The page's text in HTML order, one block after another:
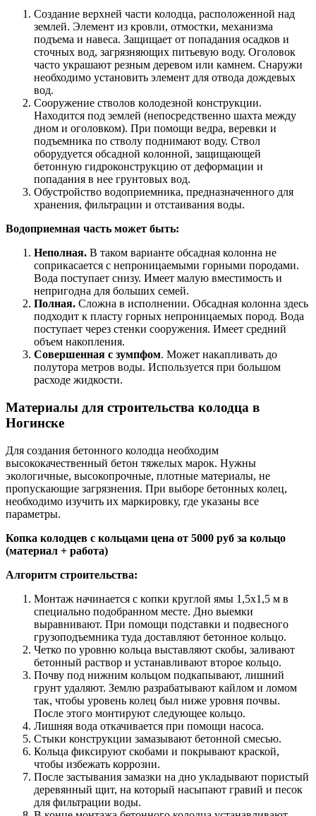
Создание верхней части колодца, расположенной над
землей. Элемент из кровли, отмостки, механизма
подъема и навеса. Защищает от попадания осадков и
сточных вод, загрязняющих питьевую воду. Оголовок
часто украшают резным деревом или камнем. Снаружи
необходимо установить элемент для отвода дождевых
вод.
Сооружение стволов колодезной конструкции.
Находится под землей (непосредственно шахта между
дном и оголовком). При помощи ведра, веревки и
подъемника по стволу поднимают воду. Ствол
оборудуется обсадной колонной, защищающей
бетонную гидроконструкцию от деформации и
попадания в нее грунтовых вод.
Обустройство водоприемника, предназначенного для
хранения, фильтрации и отстаивания воды.
Водоприемная часть может быть:
Неполная. В таком варианте обсадная колонна не
соприкасается с непроницаемыми горными породами.
Вода поступает снизу. Имеет малую вместимость и
непригодна для больших семей.
Полная. Сложна в исполнении. Обсадная колонна здесь
подходит к пласту горных непроницаемых пород. Вода
поступает через стенки сооружения. Имеет средний
объем накопления.
Совершенная с зумпфом. Может накапливать до
полутора метров воды. Используется при большом
расходе жидкости.
Материалы для строительства колодца в
Ногинске
Для создания бетонного колодца необходим
высококачественный бетон тяжелых марок. Нужны
экологичные, высокопрочные, плотные материалы, не
пропускающие загрязнения. При выборе бетонных колец,
необходимо изучить их маркировку, где указаны все
параметры.
Копка колодцев с кольцами цена от 5000 руб за кольцо
(материал + работа)
Алгоритм строительства:
Монтаж начинается с копки круглой ямы 1,5х1,5 м в
специально подобранном месте. Дно выемки
выравнивают. При помощи подставки и подвесного
грузоподъемника туда доставляют бетонное кольцо.
Четко по уровню кольца выставляют скобы, заливают
бетонный раствор и устанавливают второе кольцо.
Почву под нижним кольцом подкапывают, лишний
грунт удаляют. Землю разрабатывают кайлом и ломом
так, чтобы уровень колец был ниже уровня почвы.
После этого монтируют следующее кольцо.
Лишняя вода откачивается при помощи насоса.
Стыки конструкции замазывают бетонной смесью.
Кольца фиксируют скобами и покрывают краской,
чтобы избежать коррозии.
После застывания замазки на дно укладывают пористый
деревянный щит, на который насыпают гравий и песок
для фильтрации воды.